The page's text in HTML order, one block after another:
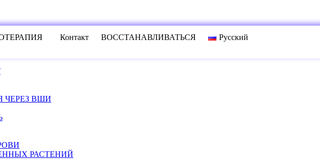
Контакт ВОССТАНАВЛИВАТЬСЯ
Русский
ЧЕРЕЗ ВШИ
РАСТЕНИЙ